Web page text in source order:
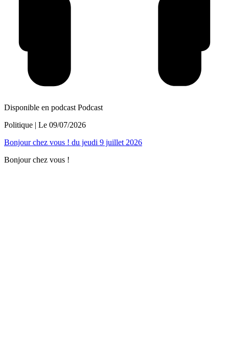
Disponible en podcast Podcast
Politique | Le 09/07/2026
Bonjour chez vous ! du jeudi 9 juillet 2026
Bonjour chez vous !